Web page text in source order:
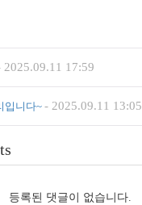
2025.09.11 17:59
입니다~ - 2025.09.11 13:05
등록된 댓글이 없습니다.